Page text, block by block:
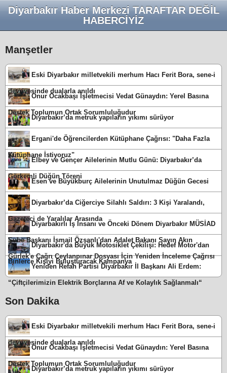
Diyarbakır Haber Merkezi TARAFTAR DEĞİL
HABERCİYİZ
Manşetler
Eski Diyarbakır milletvekili merhum Hacı Ferit Bora, sene-i
devriyesinde dualarla anıldı
Onur Ocakbaşı İşletmecisi Vedat Günaydın: Yerel Basına
Destek Toplumun Ortak Sorumluluğudur
Diyarbakır’da metruk yapıların yıkımı sürüyor
Ergani'de Öğrencilerden Kütüphane Çağrısı: "Daha Fazla
Kütüphane İstiyoruz"
Elbey ve Gençer Ailelerinin Mutlu Günü: Diyarbakır’da
Görkemli Düğün Töreni
Esen ve Büyükburç Ailelerinin Unutulmaz Düğün Gecesi
Diyarbakır’da Ciğerciye Silahlı Saldırı: 3 Kişi Yaralandı,
Gazeteci de Yaralılar Arasında
Diyarbakırlı İş İnsanı ve Önceki Dönem Diyarbakır MÜSİAD
Şube Başkanı İsmail Özşanlı'dan Adalet Bakanı Sayın Akın
Gürlek'e Çağrı Ceylanpınar Dosyası İçin Yeniden İnceleme Çağrısı
Diyarbakır'da Büyük Motosiklet Çekilişi: Hedef Motor'dan
Binlerce Kişiyi Buluşturacak Kampanya
Yeniden Refah Partisi Diyarbakır İl Başkanı Ali Erdem:
“Çiftçilerimizin Elektrik Borçlarına Af ve Kolaylık Sağlanmalı“
Son Dakika
Eski Diyarbakır milletvekili merhum Hacı Ferit Bora, sene-i
devriyesinde dualarla anıldı
Onur Ocakbaşı İşletmecisi Vedat Günaydın: Yerel Basına
Destek Toplumun Ortak Sorumluluğudur
Diyarbakır’da metruk yapıların yıkımı sürüyor